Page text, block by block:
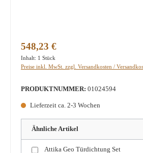
Regulärer Preis:
548,23 €
Inhalt: 1 Stück
Preise inkl. MwSt. zzgl. Versandkosten /
PRODUKTNUMMER: 01024594
Lieferzeit ca. 2-3 Wochen
Ähnliche Artikel
Attika Geo Türdichtung Set